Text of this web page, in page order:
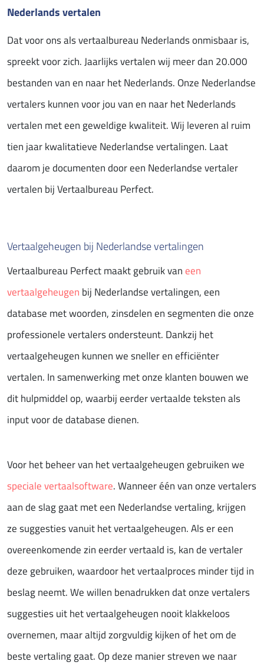
Nederlands vertalen
Dat voor ons als vertaalbureau Nederlands onmisbaar is,
spreekt voor zich. Jaarlijks vertalen wij meer dan 20.000
bestanden van en naar het Nederlands. Onze Nederlandse
vertalers kunnen voor jou van en naar het Nederlands
vertalen met een geweldige kwaliteit. Wij leveren al ruim
tien jaar kwalitatieve Nederlandse vertalingen. Laat
daarom je documenten door een Nederlandse vertaler
vertalen bij Vertaalbureau Perfect.
Vertaalgeheugen bij Nederlandse vertalingen
Vertaalbureau Perfect maakt gebruik van een
vertaalgeheugen bij Nederlandse vertalingen, een
database met woorden, zinsdelen en segmenten die onze
professionele vertalers ondersteunt. Dankzij het
vertaalgeheugen kunnen we sneller en efficiënter
vertalen. In samenwerking met onze klanten bouwen we
dit hulpmiddel op, waarbij eerder vertaalde teksten als
input voor de database dienen.
Voor het beheer van het vertaalgeheugen gebruiken we
speciale vertaalsoftware. Wanneer één van onze vertalers
aan de slag gaat met een Nederlandse vertaling, krijgen
ze suggesties vanuit het vertaalgeheugen. Als er een
overeenkomende zin eerder vertaald is, kan de vertaler
deze gebruiken, waardoor het vertaalproces minder tijd in
beslag neemt. We willen benadrukken dat onze vertalers
suggesties uit het vertaalgeheugen nooit klakkeloos
overnemen, maar altijd zorgvuldig kijken of het om de
beste vertaling gaat. Op deze manier streven we naar